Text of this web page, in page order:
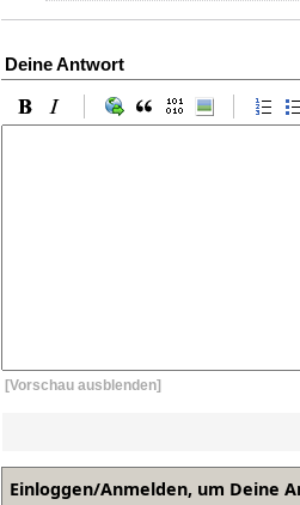
Deine Antwort
[Vorschau ausblenden]